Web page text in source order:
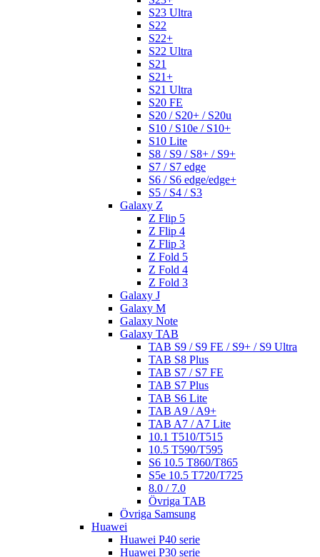
S23 Ultra
S22
S22+
S22 Ultra
S21
S21+
S21 Ultra
S20 FE
S20 / S20+ / S20u
S10 / S10e / S10+
S10 Lite
S8 / S9 / S8+ / S9+
S7 / S7 edge
S6 / S6 edge/edge+
S5 / S4 / S3
Galaxy Z
Z Flip 5
Z Flip 4
Z Flip 3
Z Fold 5
Z Fold 4
Z Fold 3
Galaxy J
Galaxy M
Galaxy Note
Galaxy TAB
TAB S9 / S9 FE / S9+ / S9 Ultra
TAB S8 Plus
TAB S7 / S7 FE
TAB S7 Plus
TAB S6 Lite
TAB A9 / A9+
TAB A7 / A7 Lite
10.1 T510/T515
10.5 T590/T595
S6 10.5 T860/T865
S5e 10.5 T720/T725
8.0 / 7.0
Övriga TAB
Övriga Samsung
Huawei
Huawei P40 serie
Huawei P30 serie